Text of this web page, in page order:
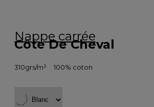
Nappe carrée
Côte De Cheval
310grs/m² 100% coton